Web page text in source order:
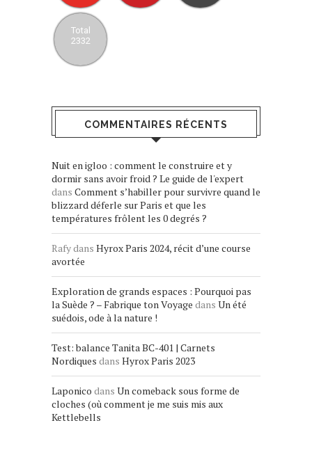
Total
2332
COMMENTAIRES RÉCENTS
Nuit en igloo : comment le construire et y
dormir sans avoir froid ? Le guide de l'expert
dans Comment s’habiller pour survivre quand le
blizzard déferle sur Paris et que les
températures frôlent les 0 degrés ?
Rafydans Hyrox Paris 2024, récit d’une course
avortée
Exploration de grands espaces : Pourquoi pas
la Suède ? – Fabrique ton Voyage dans Un été
suédois, ode à la nature !
Test: balance Tanita BC-401 | Carnets
Nordiques dans Hyrox Paris 2023
Laponico dans Un comeback sous forme de
cloches (où comment je me suis mis aux
Kettlebells